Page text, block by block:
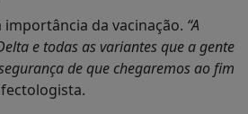
da vacinação. “A
e todas as variantes que a gente
de que chegaremos ao fim